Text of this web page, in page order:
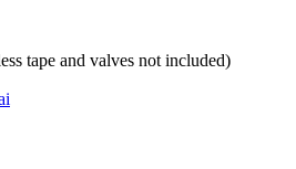
tape and valves not included)